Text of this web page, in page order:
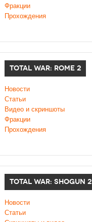
Фракции
Прохождения
TOTAL WAR: ROME 2
Новости
Статьи
Видео и скриншоты
Фракции
Прохождения
TOTAL WAR: SHOGUN 2
Новости
Статьи